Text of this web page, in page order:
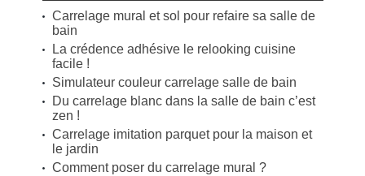
Carrelage mural et sol pour refaire sa salle de
bain
La crédence adhésive le relooking cuisine
facile !
Simulateur couleur carrelage salle de bain
Du carrelage blanc dans la salle de bain c’est
zen !
Carrelage imitation parquet pour la maison et
le jardin
Comment poser du carrelage mural ?